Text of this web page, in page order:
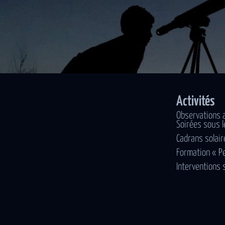
Activités
Observations
Soirées sous
Cadrans
Formation «
Interventions